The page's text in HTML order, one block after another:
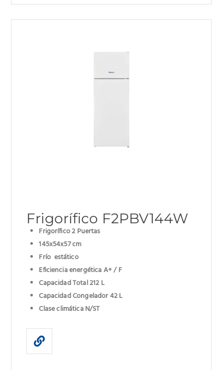
Frigorífico F2PBV144W
Frigorífico 2 Puertas
145x54x57 cm
Frío estático
Eficiencia energética A+ / F
Capacidad Total 212 L
Capacidad Congelador 42 L
Clase climática N/ST